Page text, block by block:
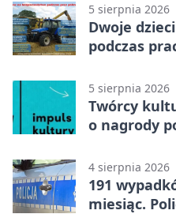
5 sierpnia 2026
Dwoje
podczas
5 sierpnia 2026
Twórcy
o nagrody
4 sierpnia 2026
191
miesiąc.